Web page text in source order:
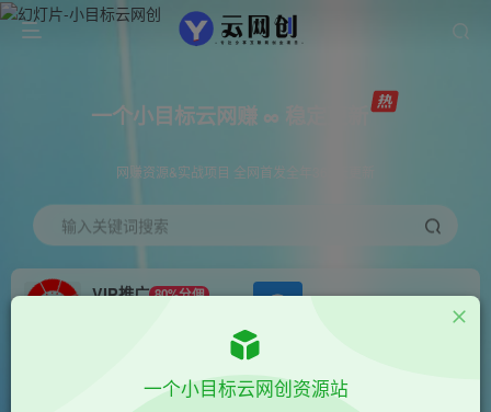
一个小目标云网赚 ∞ 稳定更新
网赚资源&实战项目 全网首发全年365天更新
输入关键词搜索
VIP推广 80%分佣
会员专属 正文
一个小目标云网创资源站